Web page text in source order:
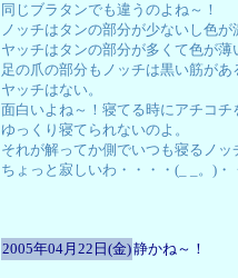
同じブラタンでも違うのよね～！
ノッチはタンの部分が少ないし色が
ヤッチはタンの部分が多くて色が薄
足の爪の部分もノッチは黒い筋があ
ヤッチはない。
面白いよね～！寝てる時にアチコチ
ゆっくり寝てられないのよ。
それが解ってか側でいつも寝るノ
ちょっと寂しいわ・・・・(_ _。)・
2005年04月22日(金)静かね～！